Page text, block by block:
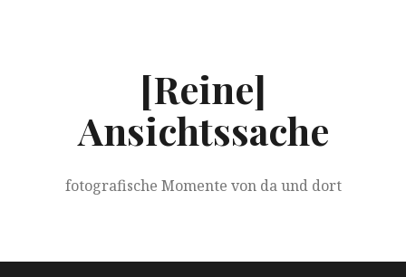
[Reine]
Ansichtssache
fotografische Momente von da und dort